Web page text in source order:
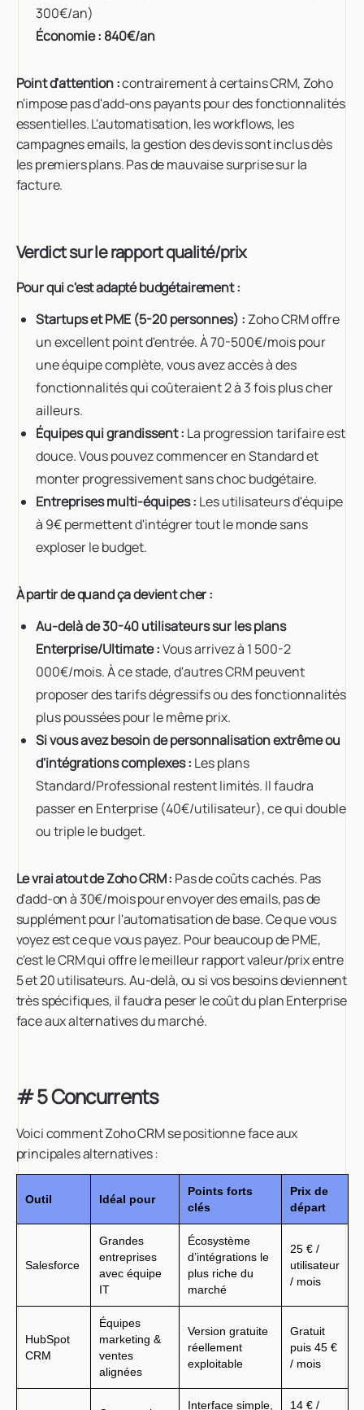
300€/an)
Économie : 840€/an
Point d'attention :contrairement à certains CRM, Zoho
n'impose pas d'add-ons payants pour des fonctionnalités
essentielles. L'automatisation, les workflows, les
campagnes emails, la gestion des devis sont inclus dès
les premiers plans. Pas de mauvaise surprise sur la
facture.
Verdict sur le rapport qualité/prix
Pour qui c'est adapté budgétairement :
Startups et PME (5-20 personnes) : Zoho CRM offre
un excellent point d'entrée. À 70-500€/mois pour
une équipe complète, vous avez accès à des
fonctionnalités qui coûteraient 2 à 3 fois plus cher
ailleurs.
Équipes qui grandissent : La progression tarifaire est
douce. Vous pouvez commencer en Standard et
monter progressivement sans choc budgétaire.
Entreprises multi-équipes : Les utilisateurs d'équipe
à 9€ permettent d'intégrer tout le monde sans
exploser le budget.
À partir de quand ça devient cher :
Au-delà de 30-40 utilisateurs sur les plans
Enterprise/Ultimate :Vous arrivez à 1 500-2
000€/mois. À ce stade, d'autres CRM peuvent
proposer des tarifs dégressifs ou des fonctionnalités
plus poussées pour le même prix.
Si vous avez besoin de personnalisation extrême ou
d'intégrations complexes : Les plans
Standard/Professional restent limités. Il faudra
passer en Enterprise (40€/utilisateur), ce qui double
ou triple le budget.
Le vrai atout de Zoho CRM : Pas de coûts cachés. Pas
d'add-on à 30€/mois pour envoyer des emails, pas de
supplément pour l'automatisation de base. Ce que vous
voyez est ce que vous payez. Pour beaucoup de PME,
c'est le CRM qui offre le meilleur rapport valeur/prix entre
5 et 20 utilisateurs. Au-delà, ou si vos besoins deviennent
très spécifiques, il faudra peser le coût du plan Enterprise
face aux alternatives du marché.
# 5 Concurrents
Voici comment Zoho CRM se positionne face aux
principales alternatives :
Outil Idéal pour
Points forts
clés
Prix de
départ
Salesforce
Grandes
entreprises
avec équipe
IT
Écosystème
d’intégrations le
plus riche du
marché
25 € /
utilisateur
/ mois
HubSpot
CRM
Équipes
marketing &
ventes
alignées
Version gratuite
réellement
exploitable
Gratuit
puis 45 €
/ mois
Interface simple, 14 € /